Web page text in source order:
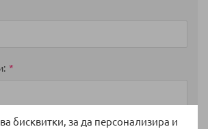
бисквитки, за да персонализира и